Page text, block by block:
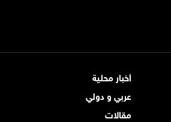
أخبار محلية
عربي و دولي
مقالات